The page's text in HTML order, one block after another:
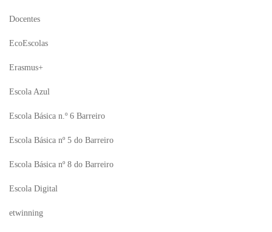
Docentes
EcoEscolas
Erasmus+
Escola Azul
Escola Básica n.º 6 Barreiro
Escola Básica nº 5 do Barreiro
Escola Básica nº 8 do Barreiro
Escola Digital
etwinning